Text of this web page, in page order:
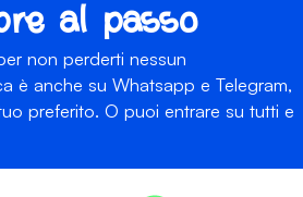
al passo
non perderti nessun
è anche su Whatsapp e Telegram,
preferito. O puoi entrare su tutti e